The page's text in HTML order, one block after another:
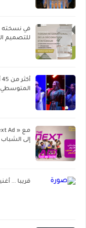
في نسخته
للتصميم
المتوسطي
إلى
قريبا ...